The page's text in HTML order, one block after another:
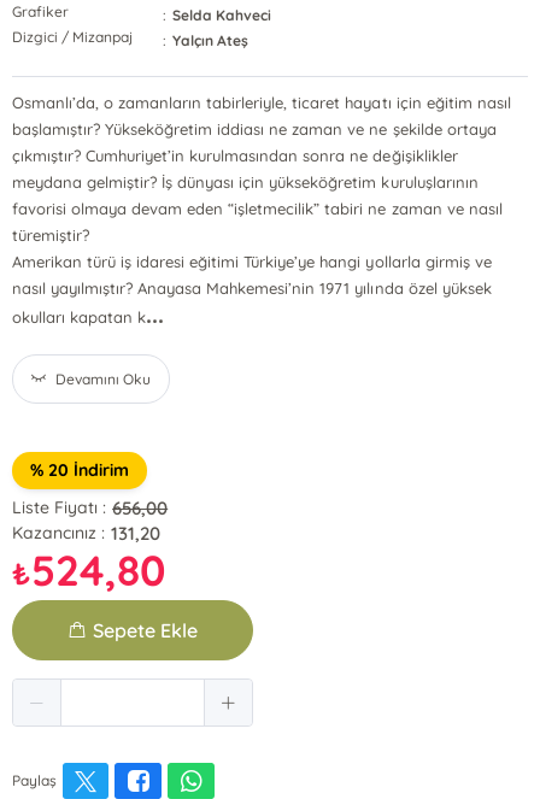
Grafiker
: Selda Kahveci
Dizgici / Mizanpaj
: Yalçın Ateş
Osmanlı’da, o zamanların tabirleriyle, ticaret hayatı için eğitim nasıl
başlamıştır? Yükseköğretim iddiası ne zaman ve ne şekilde ortaya
çıkmıştır? Cumhuriyet’in kurulmasından sonra ne değişiklikler
meydana gelmiştir? İş dünyası için yükseköğretim kuruluşlarının
favorisi olmaya devam eden “işletmecilik” tabiri ne zaman ve nasıl
türemiştir?
Amerikan türü iş idaresi eğitimi Türkiye’ye hangi yollarla girmiş ve
nasıl yayılmıştır? Anayasa Mahkemesi’nin 1971 yılında özel yüksek
okulları kapatan k...
Devamını Oku
% 20 İndirim
Liste Fiyatı : 656,00
Kazancınız : 131,20
₺524,80
Sepete Ekle
Paylaş